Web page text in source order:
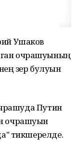
Ушаков
очрашуының
әзер булуын
Путин
очрашуын
тикшерелде.